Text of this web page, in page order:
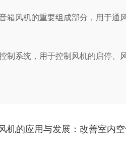
的重要组成部分，用于通风
，用于控制风机的启停、
机的应用与发展：改善室内